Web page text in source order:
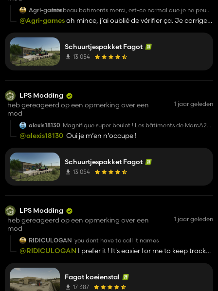
Agri-gamesTrès beau batiments merci, est-ce normal que je ne peut
rien vider au sol dans le batiment matériel ?
@Agri-gamesah mince, j’ai oublié de vérifier ça. Je corrige
Schuurtjespakket Fagot
13 054
LPS Modding
heb gereageerd op een opmerking over een
mod
1 jaar geleden
alexis18130 Magnifique super boulot ! Les bâtiments de MarcA2C
avance bien ?
@alexis18130 Oui je m’en n’occupe !
Schuurtjespakket Fagot
13 054
LPS Modding
heb gereageerd op een opmerking over een
mod
1 jaar geleden
RIDICULOGAN you dont have to call it names
@RIDICULOGAN I prefer it ! It's easier for me to keep track
Fagot koeienstal
17 387